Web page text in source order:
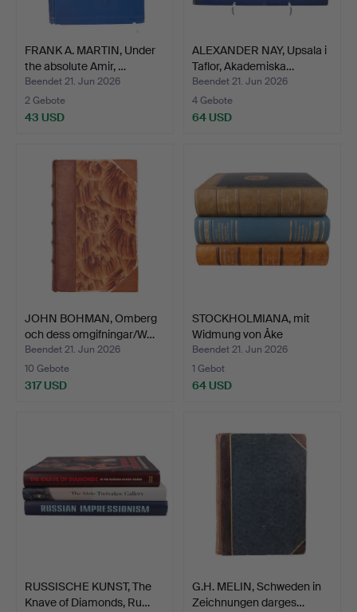
FRANK A. MARTIN, Under
the absolute Amir, …
Beendet 21. Jun 2026
2 Gebote
43 USD
ALEXANDER NAY, Upsala i
Taflor, Akademiska…
Beendet 21. Jun 2026
4 Gebote
64 USD
JOHN BOHMAN, Omberg
och dess omgifningar/W…
Beendet 21. Jun 2026
10 Gebote
317 USD
STOCKHOLMIANA, mit
Widmung von Åke
Ohlmark…
Beendet 21. Jun 2026
1 Gebot
64 USD
RUSSISCHE KUNST, The
Knave of Diamonds, Ru…
G.H. MELIN, Schweden in
Zeichnungen darges…